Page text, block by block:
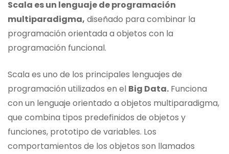
Scala es un lenguaje de programación
multiparadigma, diseñado para combinar la
programación orientada a objetos con la
programación funcional.
Scala es uno de los principales lenguajes de
programación utilizados en el Big Data. Funciona
con un lenguaje orientado a objetos multiparadigma,
que combina tipos predefinidos de objetos y
funciones, prototipo de variables. Los
comportamientos de los objetos son llamados